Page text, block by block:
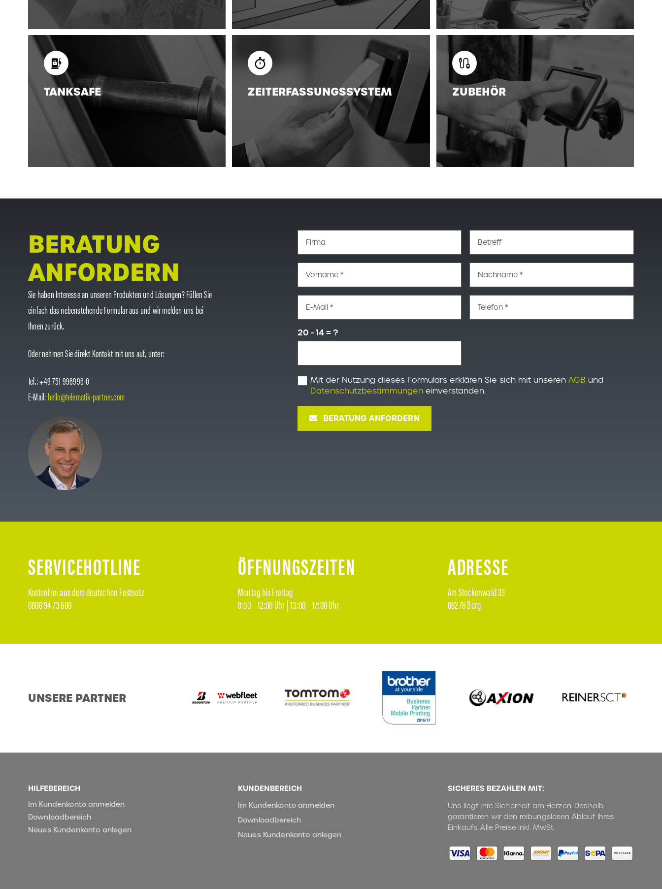
TANKSAFE ZEITERFASSUNGSSYSTEM ZUBEHÖR
BERATUNG
ANFORDERN
Sie haben Interesse an unseren Produkten und Lösungen? Füllen Sie
einfach das nebenstehende Formular aus und wir melden uns bei
Ihnen zurück.
Oder nehmen Sie direkt Kontakt mit uns auf, unter:
Tel.: +49 751 996996-0
E-Mail:hello@telematik-partner.com
Firma Betreff
Vorname * Nachname *
E-Mail * Telefon *
20 - 14 = ?
Mit der Nutzung dieses Formulars erklären Sie sich mit unseren AGB und
Datenschutzbestimmungeneinverstanden.
BERATUNG ANFORDERN
SERVICEHOTLINE
Kostenfrei aus dem deutschen Festnetz
0800 94 73 600
ÖFFNUNGSZEITEN
Montag bis Freitag
8:00 – 12:00 Uhr | 13:00 – 17:00 Uhr
ADRESSE
Am Stockenwald 33
88276 Berg
UNSERE PARTNER
HILFEBEREICH
Im Kundenkonto anmelden
Downloadbereich
Neues Kundenkonto anlegen
KUNDENBEREICH
Im Kundenkonto anmelden
Downloadbereich
Neues Kundenkonto anlegen
SICHERES BEZAHLEN MIT:
Uns liegt Ihre Sicherheit am Herzen. Deshalb
garantieren wir den reibungslosen Ablauf Ihres
Einkaufs. Alle Preise inkl. MwSt.